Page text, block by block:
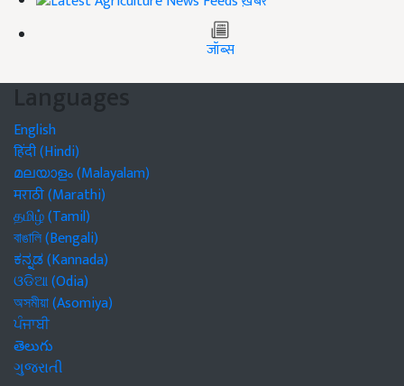
जॉब्स
Languages
English
हिंदी (Hindi)
മലയാളം (Malayalam)
मराठी (Marathi)
தமிழ் (Tamil)
বাঙালি (Bengali)
ಕನ್ನಡ (Kannada)
ଓଡିଆ (Odia)
অসমীয়া (Asomiya)
ਪੰਜਾਬੀ
తెలుగు
ગુજરાતી